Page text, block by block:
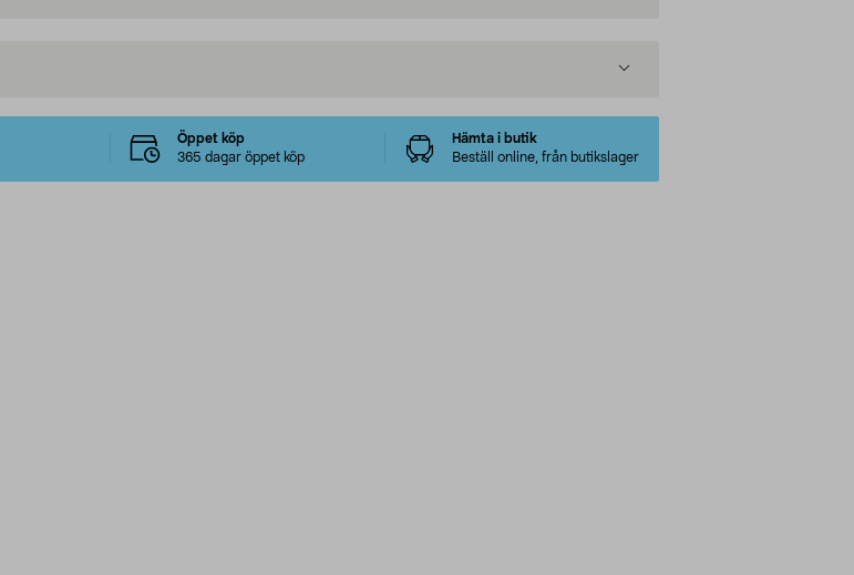
Öppet köp
365 dagar öppet köp
Hämta i butik
Beställ online, från butikslager